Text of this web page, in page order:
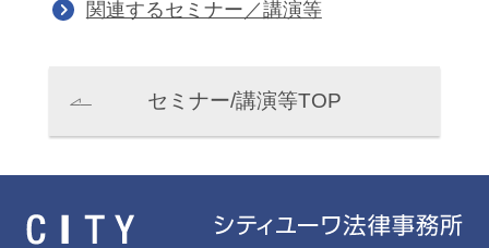
関連するセミナー／講演等
セミナー/講演等TOP